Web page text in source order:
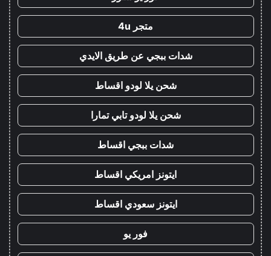
متجر 4u
شدات ببجي عن طريق الايدي
شحن يلا لودو اقساط
شحن يلا لودو تابي تمارا
شدات ببجي اقساط
ايتونز امريكي اقساط
ايتونز سعودي اقساط
فور يو